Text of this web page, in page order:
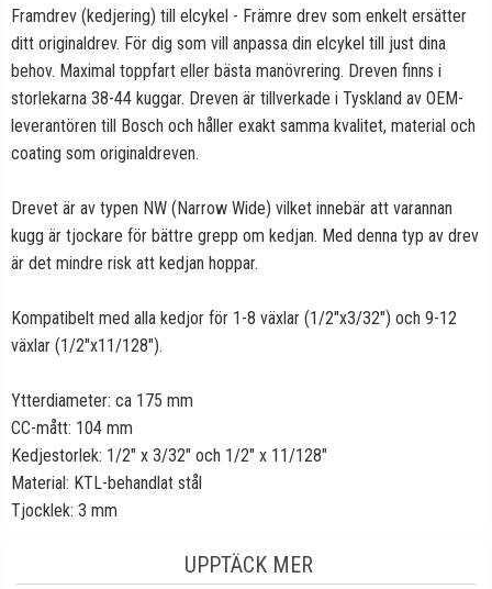
Framdrev (kedjering) till elcykel - Främre drev som enkelt ersätter
ditt originaldrev. För dig som vill anpassa din elcykel till just dina
behov. Maximal toppfart eller bästa manövrering. Dreven finns i
storlekarna 38-44 kuggar. Dreven är tillverkade i Tyskland av OEM-
leverantören till Bosch och håller exakt samma kvalitet, material och
coating som originaldreven.
Drevet är av typen NW (Narrow Wide) vilket innebär att varannan
kugg är tjockare för bättre grepp om kedjan. Med denna typ av drev
är det mindre risk att kedjan hoppar.
Kompatibelt med alla kedjor för 1-8 växlar (1/2"x3/32") och 9-12
växlar (1/2"x11/128").
Ytterdiameter: ca 175 mm
CC-mått: 104 mm
Kedjestorlek: 1/2" x 3/32" och 1/2" x 11/128"
Material: KTL-behandlat stål
Tjocklek: 3 mm
UPPTÄCK MER